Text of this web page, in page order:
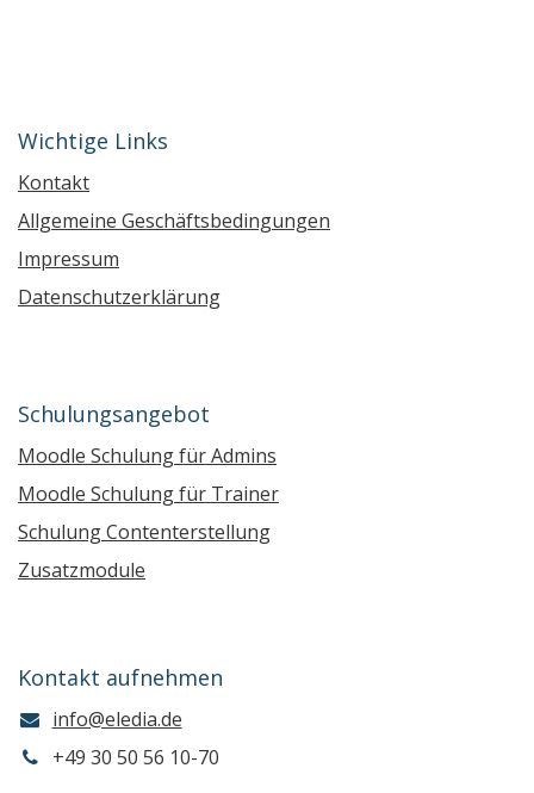
Wichtige Links
Kontakt
Allgemeine Geschäftsbedingungen
Impressum
Datenschutzerklärung
Schulungsangebot
Moodle Schulung für Admins
Moodle Schulung für Trainer
Schulung Contenterstellung
Zusatzmodule
Kontakt aufnehmen
info@eledia.de
+49 30 50 56 10-70